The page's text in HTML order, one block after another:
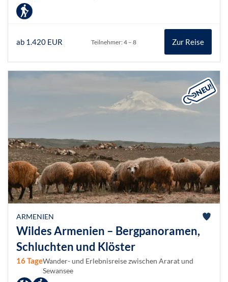
ab 1.420 EUR Teilnehmer: 4 – 8 Zur Reise
ARMENIEN
Wildes Armenien – Bergpanoramen,
Schluchten und Klöster
16 TageWander- und Erlebnisreise zwischen Ararat und
Sewansee